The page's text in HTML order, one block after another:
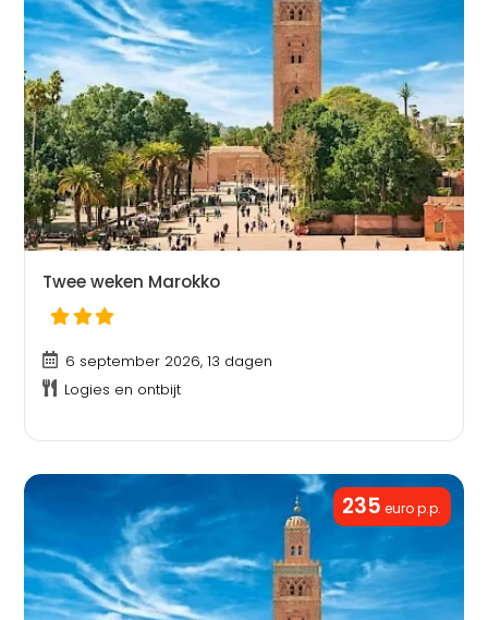
Twee weken Marokko
6 september 2026, 13 dagen
Logies en ontbijt
235 euro p.p.